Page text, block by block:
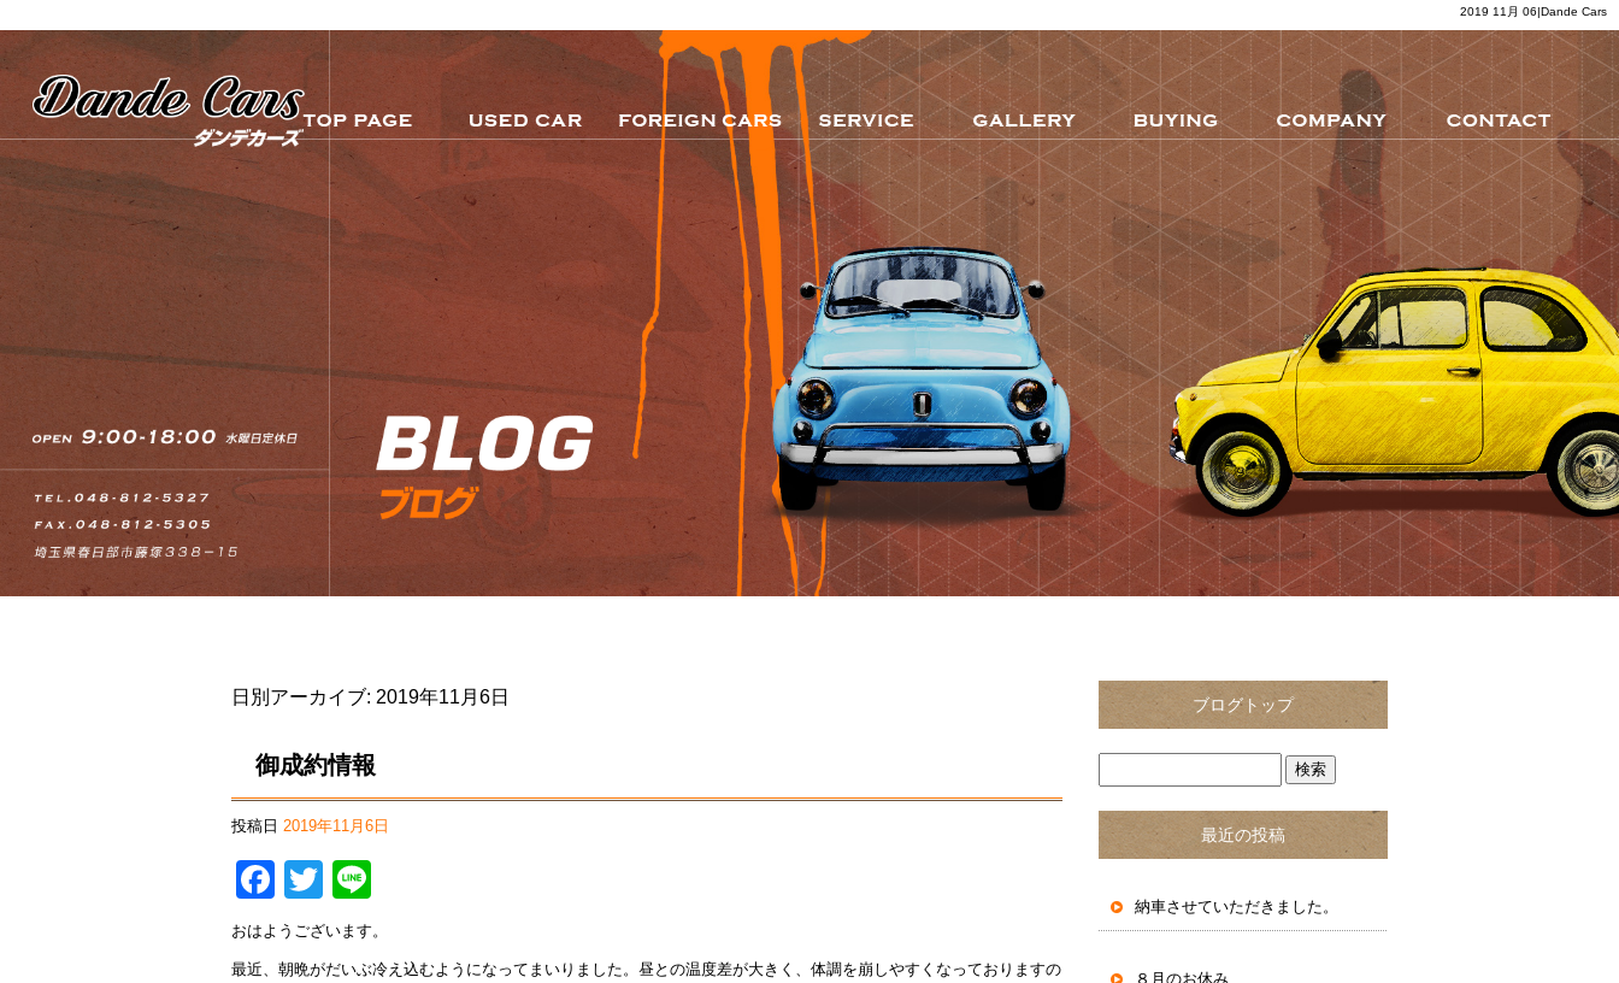
2019 11月 06|Dande Cars
日別アーカイブ: 2019年11月6日
御成約情報
投稿日 2019年11月6日
Facebook
Twitter
おはようございます。
最近、朝晩がだいぶ冷え込むようになってまいりました。昼との温度差が大きく、体調を崩しやすくなっておりますの
ブログトップ
最近の投稿
納車させていただきました。
８月のお休み